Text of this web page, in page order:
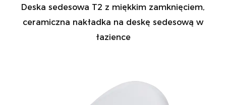
Deska sedesowa T2 z miękkim zamknięciem,
ceramiczna nakładka na deskę sedesową w
łazience